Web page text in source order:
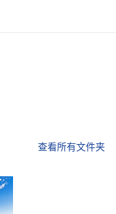
查看所有文件夹